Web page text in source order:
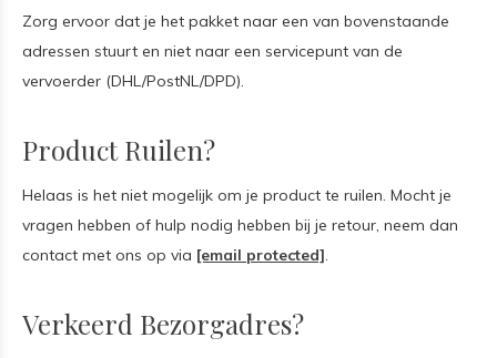
Zorg ervoor dat je het pakket naar een van bovenstaande
adressen stuurt en niet naar een servicepunt van de
vervoerder (DHL/PostNL/DPD).
Product Ruilen?
Helaas is het niet mogelijk om je product te ruilen. Mocht je
vragen hebben of hulp nodig hebben bij je retour, neem dan
contact met ons op via [email protected].
Verkeerd Bezorgadres?